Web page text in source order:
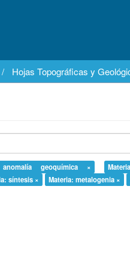
Hojas Topográficas y
anomalía geoquímica ×
síntesis × Materia: metalogenia ×